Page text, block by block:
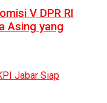
V DPR RI
Asing yang